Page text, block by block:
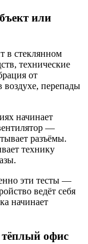
или
в стеклянном
технические
от
воздухе, перепады
начинает
—
разъёмы.
технику
эти тесты —
ведёт себя
начинает
офис